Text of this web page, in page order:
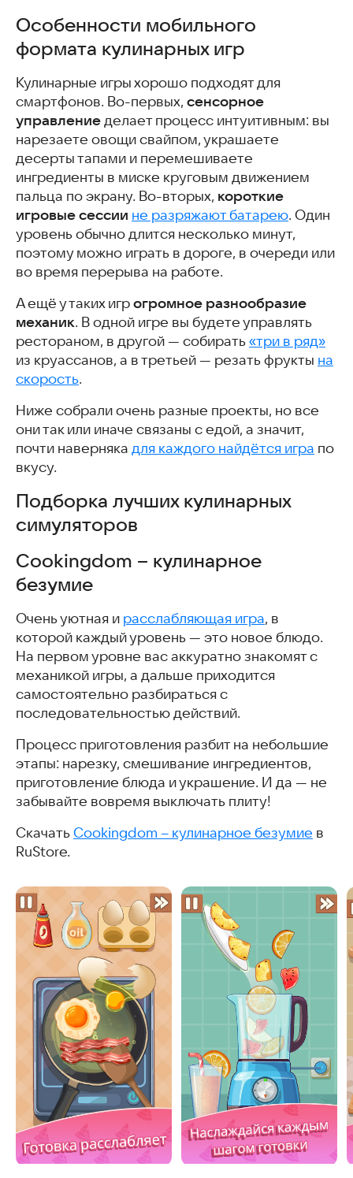
Особенности мобильного
формата кулинарных игр
Кулинарные игры хорошо подходят для
смартфонов. Во-первых, сенсорное
управление делает процесс интуитивным: вы
нарезаете овощи свайпом, украшаете
десерты тапами и перемешиваете
ингредиенты в миске круговым движением
пальца по экрану. Во-вторых, короткие
игровые сессии не разряжают батарею. Один
уровень обычно длится несколько минут,
поэтому можно играть в дороге, в очереди или
во время перерыва на работе.
А ещё у таких игр огромное разнообразие
механик. В одной игре вы будете управлять
рестораном, в другой — собирать «три в ряд»
из круассанов, а в третьей — резать фрукты на
скорость.
Ниже собрали очень разные проекты, но все
они так или иначе связаны с едой, а значит,
почти наверняка для каждого найдётся игра по
вкусу.
Подборка лучших кулинарных
симуляторов
Cookingdom – кулинарное
безумие
Очень уютная и расслабляющая игра, в
которой каждый уровень — это новое блюдо.
На первом уровне вас аккуратно знакомят с
механикой игры, а дальше приходится
самостоятельно разбираться с
последовательностью действий.
Процесс приготовления разбит на небольшие
этапы: нарезку, смешивание ингредиентов,
приготовление блюда и украшение. И да — не
забывайте вовремя выключать плиту!
Скачать Cookingdom – кулинарное безумие в
RuStore.